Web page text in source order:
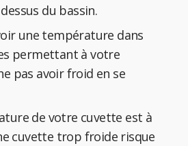
du bassin.
une température dans
permettant à votre
pas avoir froid en se
de votre cuvette est à
cuvette trop froide risque